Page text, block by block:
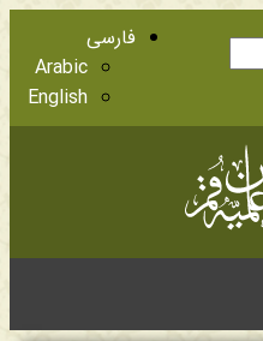
فارسی
Arabic
English